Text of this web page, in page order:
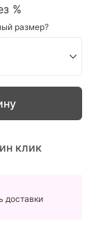
%
размер?
клик
доставки